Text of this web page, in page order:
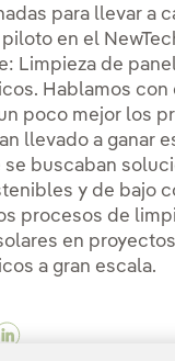
conseguir un
para conseguir
reto para
para llevar a
en el
Limpieza de
Hablamos con
poco mejor los
llevado a ganar
se buscaban
y de bajo
procesos de
en proyectos
a gran escala.
Conoce a los
Conoce a
Linkedin